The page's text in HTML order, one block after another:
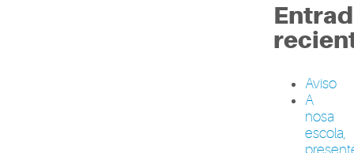
Aviso
A
nosa
escola,